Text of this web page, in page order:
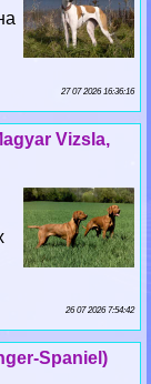
27 07 2026 16:36:16
Vizsla,
26 07 2026 7:54:42
Spaniel)